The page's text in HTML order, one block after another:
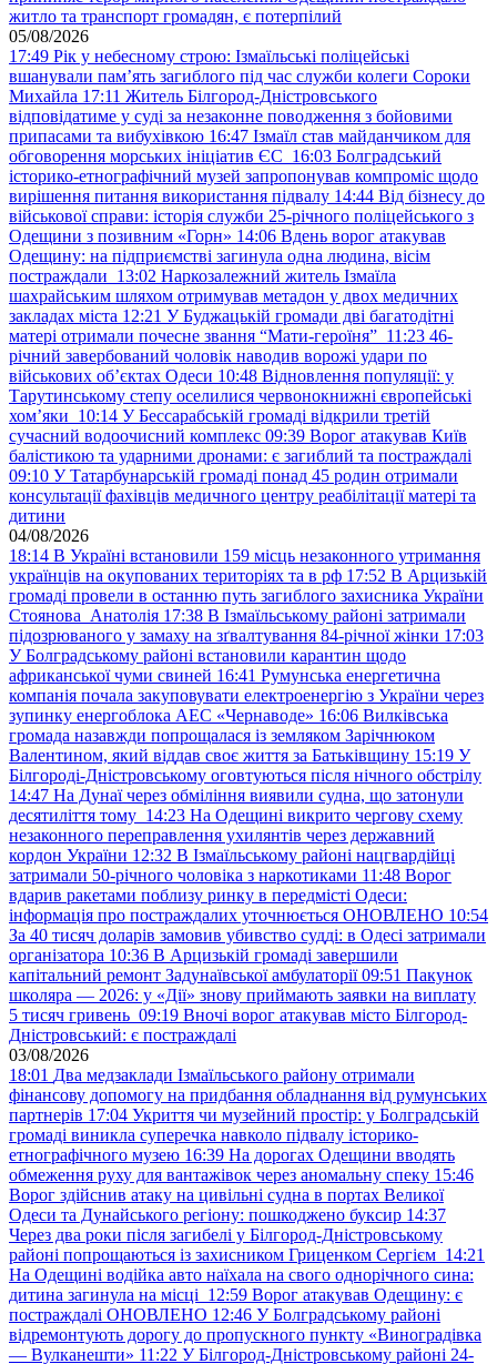
житло та транспорт громадян, є потерпілий
05/08/2026
17:49 Рік у небесному строю: Ізмаїльські поліцейські
вшанували пам’ять загиблого під час служби колеги Сороки
Михайла 17:11 Житель Білгород-Дністровського
відповідатиме у суді за незаконне поводження з бойовими
припасами та вибухівкою 16:47 Ізмаїл став майданчиком для
обговорення морських ініціатив ЄС 16:03 Болградський
історико-етнографічний музей запропонував компроміс щодо
вирішення питання використання підвалу 14:44 Від бізнесу до
військової справи: історія служби 25-річного поліцейського з
Одещини з позивним «Горн» 14:06 Вдень ворог атакував
Одещину: на підприємстві загинула одна людина, вісім
постраждали 13:02 Наркозалежний житель Ізмаїла
шахрайським шляхом отримував метадон у двох медичних
закладах міста 12:21 У Буджацькій громади дві багатодітні
матері отримали почесне звання “Мати-героїня” 11:23 46-
річний завербований чоловік наводив ворожі удари по
військових обʼєктах Одеси 10:48 Відновлення популяції: у
Тарутинському степу оселилися червонокнижні європейські
хом’яки 10:14 У Бессарабській громаді відкрили третій
сучасний водоочисний комплекс 09:39 Ворог атакував Київ
балістикою та ударними дронами: є загиблий та постраждалі
09:10 У Татарбунарській громаді понад 45 родин отримали
консультації фахівців медичного центру реабілітації матері та
дитини
04/08/2026
18:14 В Україні встановили 159 місць незаконного утримання
українців на окупованих територіях та в рф 17:52 В Арцизькій
громаді провели в останню путь загиблого захисника України
Стоянова Анатолія 17:38 В Ізмаїльському районі затримали
підозрюваного у замаху на зґвалтування 84-річної жінки 17:03
У Болградському районі встановили карантин щодо
африканської чуми свиней 16:41 Румунська енергетична
компанія почала закуповувати електроенергію з України через
зупинку енергоблока АЕС «Чернаводе» 16:06 Вилківська
громада назавжди попрощалася із земляком Зарічнюком
Валентином, який віддав своє життя за Батьківщину 15:19 У
Білгороді-Дністровському оговтуються після нічного обстрілу
14:47 На Дунаї через обміління виявили судна, що затонули
десятиліття тому 14:23 На Одещині викрито чергову схему
незаконного переправлення ухилянтів через державний
кордон України 12:32 В Ізмаїльському районі нацгвардійці
затримали 50-річного чоловіка з наркотиками 11:48 Ворог
вдарив ракетами поблизу ринку в передмісті Одеси:
інформація про постраждалих уточнюється ОНОВЛЕНО 10:54
За 40 тисяч доларів замовив убивство судді: в Одесі затримали
організатора 10:36 В Арцизькій громаді завершили
капітальний ремонт Задунаївської амбулаторії 09:51 Пакунок
школяра — 2026: у «Дії» знову приймають заявки на виплату
5 тисяч гривень 09:19 Вночі ворог атакував місто Білгород-
Дністровський: є постраждалі
03/08/2026
18:01 Два медзаклади Ізмаїльського району отримали
фінансову допомогу на придбання обладнання від румунських
партнерів 17:04 Укриття чи музейний простір: у Болградській
громаді виникла суперечка навколо підвалу історико-
етнографічного музею 16:39 На дорогах Одещини вводять
обмеження руху для вантажівок через аномальну спеку 15:46
Ворог здійснив атаку на цивільні судна в портах Великої
Одеси та Дунайського регіону: пошкоджено буксир 14:37
Через два роки після загибелі у Білгород-Дністровському
районі попрощаються із захисником Гриценком Сергієм 14:21
На Одещині водійка авто наїхала на свого однорічного сина:
дитина загинула на місці 12:59 Ворог атакував Одещину: є
постраждалі ОНОВЛЕНО 12:46 У Болградському районі
відремонтують дорогу до пропускного пункту «Виноградівка
— Вулканешти» 11:22 У Білгород-Дністровському районі 24-